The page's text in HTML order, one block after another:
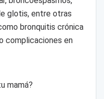
glotis, entre otras
bronquitis crónica
complicaciones en
mamá?